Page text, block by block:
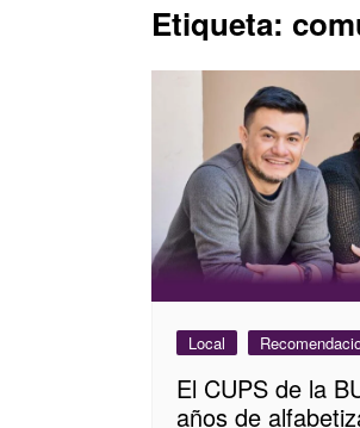
Etiqueta:
Local
El CUPS de la
años de